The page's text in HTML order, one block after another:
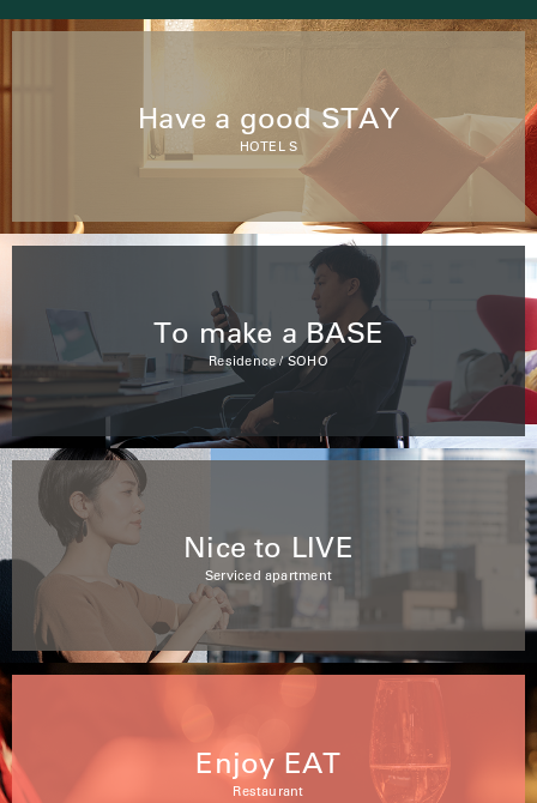
Have a good STAY
HOTEL S
To make a BASE
Residence / SOHO
Nice to LIVE
Serviced apartment
Enjoy EAT
Restaurant